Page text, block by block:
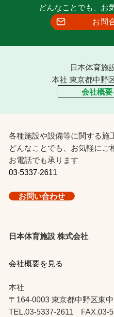
どんなことでも、お
お問
日本体育施
本社 東京都中野
会社概
各種施設や設備等に関する施
どんなことでも、お気軽にご
お電話でも承ります
03-5337-2611
お問い合わせ
日本体育施設 株式会社
会社概要を見る
本社
〒164-0003 東京都中野区東
TEL.03-5337-2611 FAX.03-